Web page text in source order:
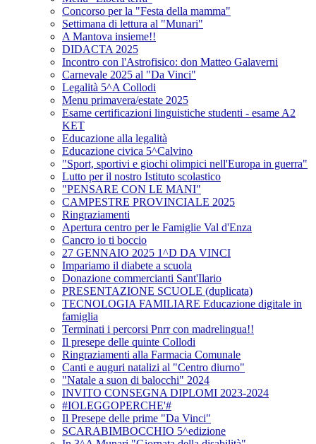
Concorso per la "Festa della mamma"
Settimana di lettura al "Munari"
A Mantova insieme!!
DIDACTA 2025
Incontro con l'Astrofisico: don Matteo Galaverni
Carnevale 2025 al "Da Vinci"
Legalità 5^A Collodi
Menu primavera/estate 2025
Esame certificazioni linguistiche studenti - esame A2
KET
Educazione alla legalità
Educazione civica 5^Calvino
"Sport, sportivi e giochi olimpici nell'Europa in guerra"
Lutto per il nostro Istituto scolastico
"PENSARE CON LE MANI"
CAMPESTRE PROVINCIALE 2025
Ringraziamenti
Apertura centro per le Famiglie Val d'Enza
Cancro io ti boccio
27 GENNAIO 2025 1^D DA VINCI
Impariamo il diabete a scuola
Donazione commercianti Sant'Ilario
PRESENTAZIONE SCUOLE (duplicata)
TECNOLOGIA FAMILIARE Educazione digitale in
famiglia
Terminati i percorsi Pnrr con madrelingua!!
Il presepe delle quinte Collodi
Ringraziamenti alla Farmacia Comunale
Canti e auguri natalizi al "Centro diurno"
"Natale a suon di balocchi" 2024
INVITO CONSEGNA DIPLOMI 2023-2024
#IOLEGGOPERCHE'#
Il Presepe delle prime "Da Vinci"
SCARABIMBOCCHIO 5^edizione